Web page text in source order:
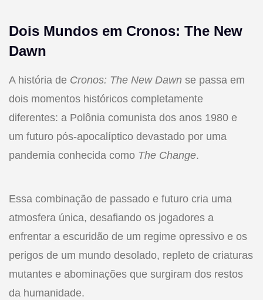
Dois Mundos em Cronos: The New
Dawn
A história de Cronos: The New Dawn se passa em
dois momentos históricos completamente
diferentes: a Polônia comunista dos anos 1980 e
um futuro pós-apocalíptico devastado por uma
pandemia conhecida como The Change.
Essa combinação de passado e futuro cria uma
atmosfera única, desafiando os jogadores a
enfrentar a escuridão de um regime opressivo e os
perigos de um mundo desolado, repleto de criaturas
mutantes e abominações que surgiram dos restos
da humanidade.